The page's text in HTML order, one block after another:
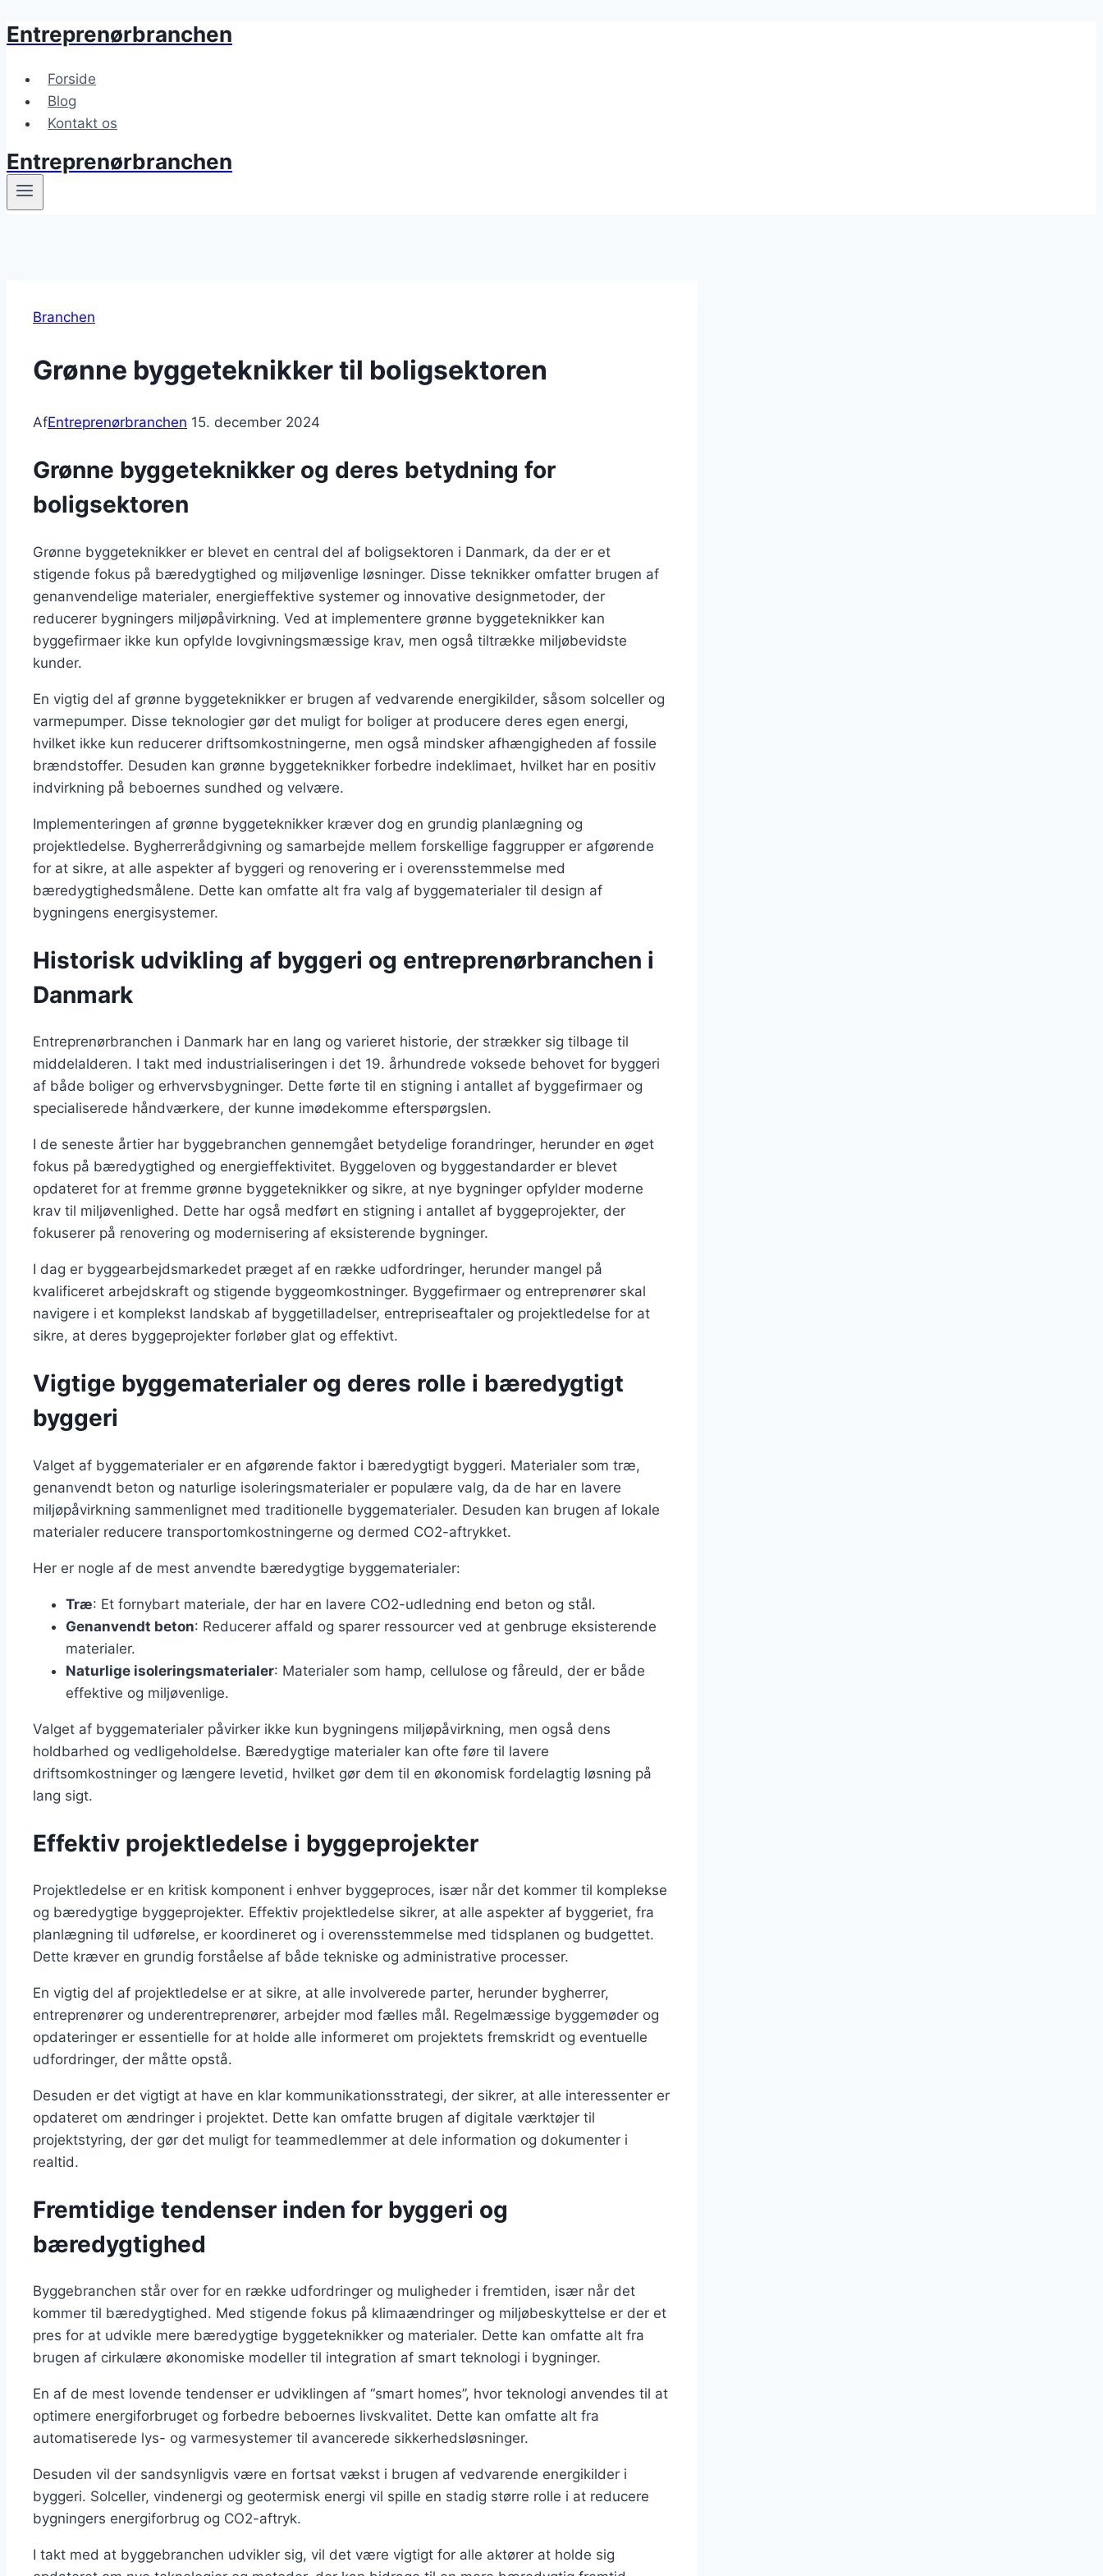
Fortsæt
indhold
Entreprenørbranchen
Forside
Blog
Kontakt os
Entreprenørbranchen
Branchen
Grønne byggeteknikker til boligsektoren
AfEntreprenørbranchen 15. december 2024
Grønne byggeteknikker og deres betydning for
boligsektoren
Grønne byggeteknikker er blevet en central del af boligsektoren i Danmark, da der er et
stigende fokus på bæredygtighed og miljøvenlige løsninger. Disse teknikker omfatter brugen af
genanvendelige materialer, energieffektive systemer og innovative designmetoder, der
reducerer bygningers miljøpåvirkning. Ved at implementere grønne byggeteknikker kan
byggefirmaer ikke kun opfylde lovgivningsmæssige krav, men også tiltrække miljøbevidste
kunder.
En vigtig del af grønne byggeteknikker er brugen af vedvarende energikilder, såsom solceller og
varmepumper. Disse teknologier gør det muligt for boliger at producere deres egen energi,
hvilket ikke kun reducerer driftsomkostningerne, men også mindsker afhængigheden af fossile
brændstoffer. Desuden kan grønne byggeteknikker forbedre indeklimaet, hvilket har en positiv
indvirkning på beboernes sundhed og velvære.
Implementeringen af grønne byggeteknikker kræver dog en grundig planlægning og
projektledelse. Bygherrerådgivning og samarbejde mellem forskellige faggrupper er afgørende
for at sikre, at alle aspekter af byggeri og renovering er i overensstemmelse med
bæredygtighedsmålene. Dette kan omfatte alt fra valg af byggematerialer til design af
bygningens energisystemer.
Historisk udvikling af byggeri og entreprenørbranchen i
Danmark
Entreprenørbranchen i Danmark har en lang og varieret historie, der strækker sig tilbage til
middelalderen. I takt med industrialiseringen i det 19. århundrede voksede behovet for byggeri
af både boliger og erhvervsbygninger. Dette førte til en stigning i antallet af byggefirmaer og
specialiserede håndværkere, der kunne imødekomme efterspørgslen.
I de seneste årtier har byggebranchen gennemgået betydelige forandringer, herunder en øget
fokus på bæredygtighed og energieffektivitet. Byggeloven og byggestandarder er blevet
opdateret for at fremme grønne byggeteknikker og sikre, at nye bygninger opfylder moderne
krav til miljøvenlighed. Dette har også medført en stigning i antallet af byggeprojekter, der
fokuserer på renovering og modernisering af eksisterende bygninger.
I dag er byggearbejdsmarkedet præget af en række udfordringer, herunder mangel på
kvalificeret arbejdskraft og stigende byggeomkostninger. Byggefirmaer og entreprenører skal
navigere i et komplekst landskab af byggetilladelser, entrepriseaftaler og projektledelse for at
sikre, at deres byggeprojekter forløber glat og effektivt.
Vigtige byggematerialer og deres rolle i bæredygtigt
byggeri
Valget af byggematerialer er en afgørende faktor i bæredygtigt byggeri. Materialer som træ,
genanvendt beton og naturlige isoleringsmaterialer er populære valg, da de har en lavere
miljøpåvirkning sammenlignet med traditionelle byggematerialer. Desuden kan brugen af lokale
materialer reducere transportomkostningerne og dermed CO2-aftrykket.
Her er nogle af de mest anvendte bæredygtige byggematerialer:
Træ: Et fornybart materiale, der har en lavere CO2-udledning end beton og stål.
Genanvendt beton: Reducerer affald og sparer ressourcer ved at genbruge eksisterende
materialer.
Naturlige isoleringsmaterialer: Materialer som hamp, cellulose og fåreuld, der er både
effektive og miljøvenlige.
Valget af byggematerialer påvirker ikke kun bygningens miljøpåvirkning, men også dens
holdbarhed og vedligeholdelse. Bæredygtige materialer kan ofte føre til lavere
driftsomkostninger og længere levetid, hvilket gør dem til en økonomisk fordelagtig løsning på
lang sigt.
Effektiv projektledelse i byggeprojekter
Projektledelse er en kritisk komponent i enhver byggeproces, især når det kommer til komplekse
og bæredygtige byggeprojekter. Effektiv projektledelse sikrer, at alle aspekter af byggeriet, fra
planlægning til udførelse, er koordineret og i overensstemmelse med tidsplanen og budgettet.
Dette kræver en grundig forståelse af både tekniske og administrative processer.
En vigtig del af projektledelse er at sikre, at alle involverede parter, herunder bygherrer,
entreprenører og underentreprenører, arbejder mod fælles mål. Regelmæssige byggemøder og
opdateringer er essentielle for at holde alle informeret om projektets fremskridt og eventuelle
udfordringer, der måtte opstå.
Desuden er det vigtigt at have en klar kommunikationsstrategi, der sikrer, at alle interessenter er
opdateret om ændringer i projektet. Dette kan omfatte brugen af digitale værktøjer til
projektstyring, der gør det muligt for teammedlemmer at dele information og dokumenter i
realtid.
Fremtidige tendenser inden for byggeri og
bæredygtighed
Byggebranchen står over for en række udfordringer og muligheder i fremtiden, især når det
kommer til bæredygtighed. Med stigende fokus på klimaændringer og miljøbeskyttelse er der et
pres for at udvikle mere bæredygtige byggeteknikker og materialer. Dette kan omfatte alt fra
brugen af cirkulære økonomiske modeller til integration af smart teknologi i bygninger.
En af de mest lovende tendenser er udviklingen af “smart homes”, hvor teknologi anvendes til at
optimere energiforbruget og forbedre beboernes livskvalitet. Dette kan omfatte alt fra
automatiserede lys- og varmesystemer til avancerede sikkerhedsløsninger.
Desuden vil der sandsynligvis være en fortsat vækst i brugen af vedvarende energikilder i
byggeri. Solceller, vindenergi og geotermisk energi vil spille en stadig større rolle i at reducere
bygningers energiforbrug og CO2-aftryk.
I takt med at byggebranchen udvikler sig, vil det være vigtigt for alle aktører at holde sig